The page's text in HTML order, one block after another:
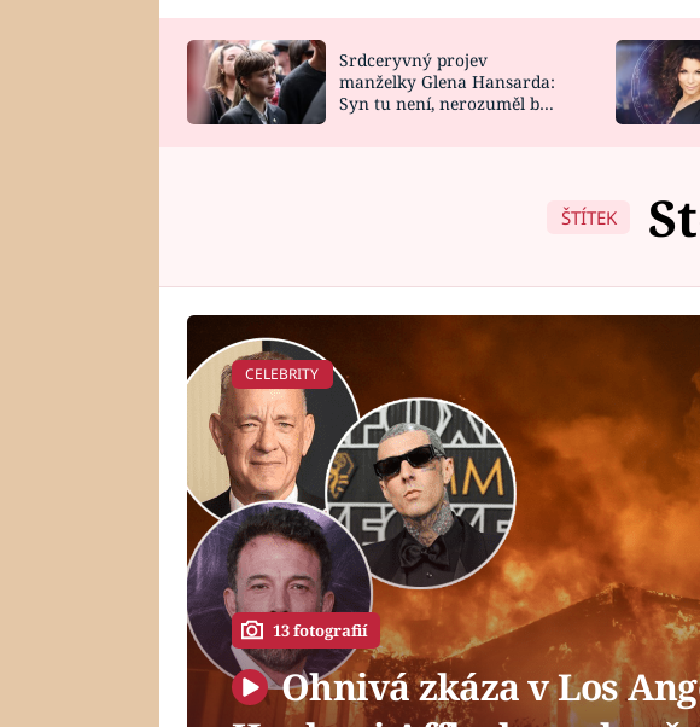
HOROSKOP NA
CELEBRITY
VAŘENÍ
Srdceryvný projev
manželky Glena Hansarda:
Syn tu není, nerozuměl by
ŠTÍTEK
CELEBRITY
13 fotografií
Ohnivá zkáza v Los